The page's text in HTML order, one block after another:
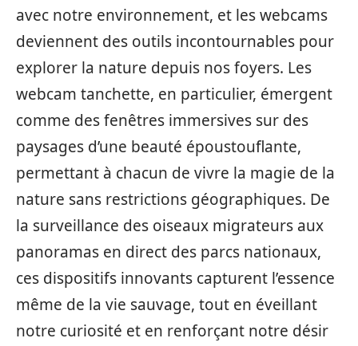
avec notre environnement, et les webcams
deviennent des outils incontournables pour
explorer la nature depuis nos foyers. Les
webcam tanchette, en particulier, émergent
comme des fenêtres immersives sur des
paysages d’une beauté époustouflante,
permettant à chacun de vivre la magie de la
nature sans restrictions géographiques. De
la surveillance des oiseaux migrateurs aux
panoramas en direct des parcs nationaux,
ces dispositifs innovants capturent l’essence
même de la vie sauvage, tout en éveillant
notre curiosité et en renforçant notre désir